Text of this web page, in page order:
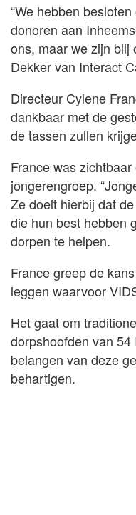
“We hebben
donoren aan
ons, maar we zijn blij
Dekker van Interact
Directeur Cylene
dankbaar met de
de tassen zullen
France was
jongerengroep.
Ze doelt hierbij dat
die hun best hebben
dorpen te helpen.
France greep de
leggen waarvoor
Het gaat om
dorpshoofden van
belangen van deze
behartigen.